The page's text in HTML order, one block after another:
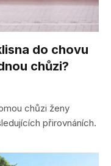
do chovu
chůzi?
chůzi ženy
přirovnáních.